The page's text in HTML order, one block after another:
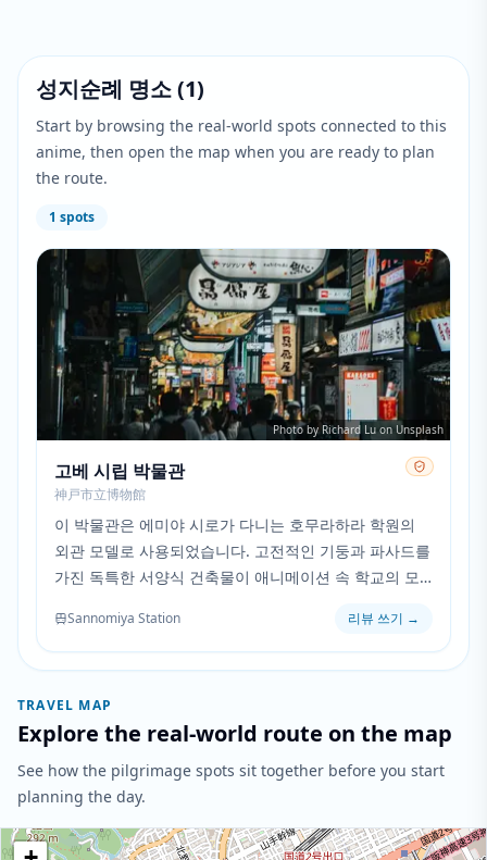
성지순례 명소(1)
Start by browsing the real-world spots connected to this
anime, then open the map when you are ready to plan
the route.
1 spots
Photo by Richard Lu on Unsplash
고베 시립 박물관
神戸市立博物館
이 박물관은 에미야 시로가 다니는 호무라하라 학원의
외관 모델로 사용되었습니다. 고전적인 기둥과 파사드를
가진 독특한 서양식 건축물이 애니메이션 속 학교의 모
Sannomiya Station 리뷰 쓰기 →
TRAVEL MAP
Explore the real-world route on the map
See how the pilgrimage spots sit together before you start
planning the day.